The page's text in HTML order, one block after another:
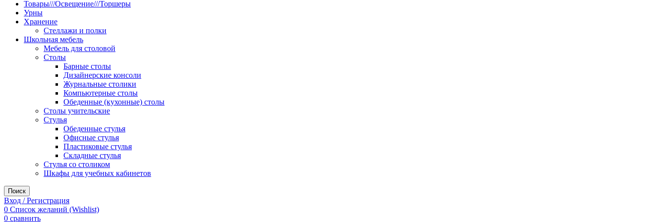
Товары///Освещение///Торшеры
Урны
Хранение
Стеллажи и полки
Школьная мебель
Мебель для столовой
Столы
Барные столы
Дизайнерские консоли
Журнальные столики
Компьютерные столы
Обеденные (кухонные) столы
Столы учительские
Стулья
Обеденные стулья
Офисные стулья
Пластиковые стулья
Складные стулья
Стулья со столиком
Шкафы для учебных кабинетов
Поиск
Вход / Регистрация
0 Список желаний (Wishlist)
0 сравнить